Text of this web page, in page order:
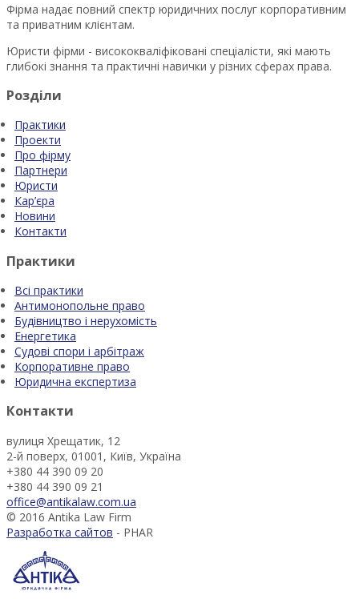
Фірма надає повний спектр юридичних послуг корпоративним
та приватним клієнтам.
Юристи фірми - висококваліфіковані спеціалісти, які мають
глибокі знання та практичні навички у різних сферах права.
Розділи
Практики
Проекти
Про фірму
Партнери
Юристи
Кар’єра
Новини
Контакти
Практики
Всі практики
Антимонопольне право
Будівництво і нерухомість
Енергетика
Судові спори і арбітраж
Корпоративне право
Юридична експертиза
Контакти
вулиця Хрещатик, 12
2-й поверх, 01001, Київ, Україна
+380 44 390 09 20
+380 44 390 09 21
office@antikalaw.com.ua
© 2016 Antika Law Firm
Разработка сайтов - PHAR